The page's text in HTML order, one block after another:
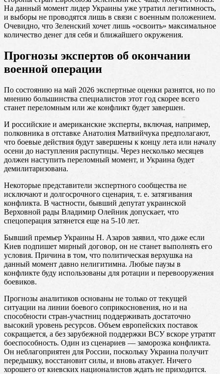
На данный момент лидер Украины уже утратил легитимность,
и выборы не проводятся лишь в связи с военным положением.
Очевидно, что Зеленский хочет лишь «освоить» максимальное
количество денег для себя и ближайшего окружения.
Прогнозы экспертов об окончании
военной операции
По состоянию на май 2026 экспертные оценки разнятся, но по
мнению большинства специалистов этот год скорее всего
станет переломным или же конфликт будет завершен.
И российские и американские эксперты, включая, например,
полковника в отставке Анатолия Матвийчука предполагают,
что боевые действия будут завершены к концу лета или началу
осени до наступления распутицы. Через несколько месяцев
должен наступить переломный момент, и Украина будет
демилитаризована.
Некоторые представители экспертного сообщества не
исключают и долгосрочного сценария, т. е. затягивания
конфликта. В частности, бывший депутат украинской
Верховной рады Владимир Олейник допускает, что
спецоперация затянется еще на 5-10 лет.
Бывший премьер Украины Н. Азаров заявил, что даже если
Киев подпишет мирный договор, он не станет выполнять его
условия. Причина в том, что политическая верхушка на
данный момент давно нелигитимна. Любые паузы в
конфликте буду использованы для ротации и перевооружения
боевиков.
Прогнозы аналитиков основаны не только от текущей
ситуации на линии боевого соприкосновения, но и на
способности стран-участниц поддерживать достаточно
высокий уровень ресурсов. Объем европейских поставок
сокращается, а без зарубежной поддержки ВСУ вскоре утратят
боеспособность. Один из сценариев — заморозка конфликта.
Он неблагоприятен для России, поскольку Украина получит
передышку, восстановит силы, и вновь атакует. Ничего
хорошего от киевских националистов ждать не приходится.